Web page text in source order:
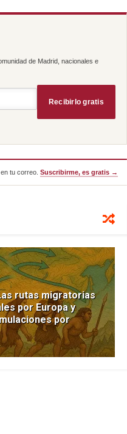
de Madrid, nacionales e
Recibirlo gratis
tu correo. Suscribirme, es gratis →
rutas migratorias
por Europa y
por